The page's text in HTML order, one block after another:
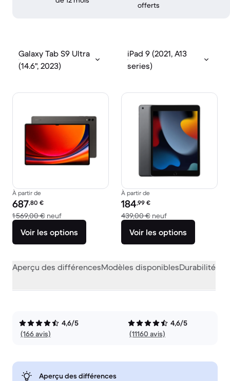
offerts
Galaxy Tab S9 Ultra
(14.6", 2023)
iPad 9 (2021, A13
series)
À partir de
Prix reconditionné :
687,80 €
1 569,00 € neufcontre 1 569,00 € neuf
Voir les options
À partir de
Prix reconditionné :
184,99 €
439,00 € neufcontre 439,00 €
Voir les options
Aperçu des différencesModèles disponiblesDurabilité
4,6/5
(166 avis)
4,6/5
(11160 avis)
Aperçu des différences